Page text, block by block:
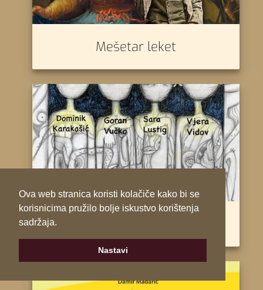
Ova web stranica koristi kolačiče kako bi se
korisnicima pružilo bolje iskustvo korištenja
sadržaja.
Nastavi
Mešetar leket